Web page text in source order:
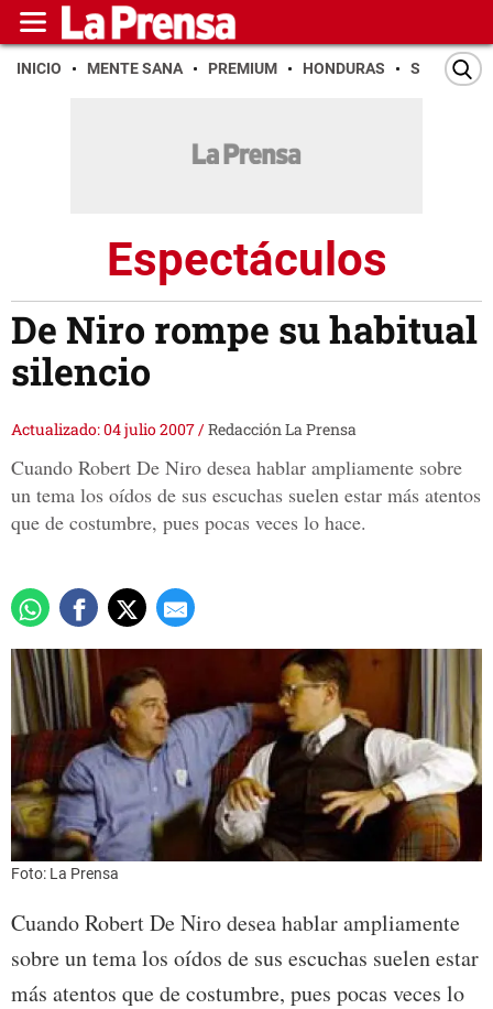
INICIO MENTE SANA PREMIUM HONDURAS SAN PEDRO
Espectáculos
De Niro rompe su habitual
silencio
Actualizado: 04 julio 2007/Redacción La Prensa
Cuando Robert De Niro desea hablar ampliamente sobre
un tema los oídos de sus escuchas suelen estar más atentos
que de costumbre, pues pocas veces lo hace.
Foto: La Prensa
Cuando Robert De Niro desea hablar ampliamente
sobre un tema los oídos de sus escuchas suelen estar
más atentos que de costumbre, pues pocas veces lo